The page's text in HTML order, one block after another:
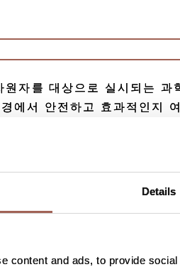
Details
content and ads, to provide
자를 대상으로 실시되는
에서 안전하고 효과적인지